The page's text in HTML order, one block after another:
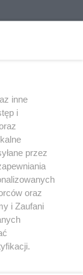
Praca Łódź
inne
i
przez
oraz
i Zaufani